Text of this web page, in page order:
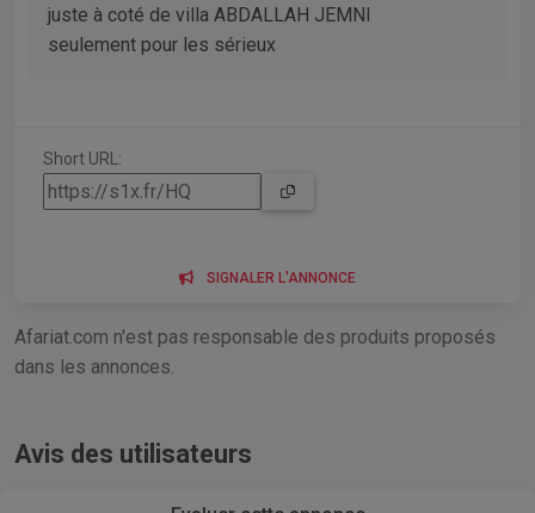
juste à coté de villa ABDALLAH JEMNI
seulement pour les sérieux
Short URL:
SIGNALER L'ANNONCE
Afariat.com n'est pas responsable des produits proposés
dans les annonces.
Avis des utilisateurs